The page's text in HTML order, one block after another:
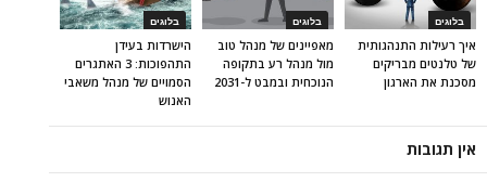
בלוגים
הישרדות בעידן
התהפוכות: 3 האתגרים
הסמויים של מנהל משאבי
האנוש
בלוגים
מאפיינים של מנהל טוב
מול מנהל רע בתקופה
הנוכחית ובמבט ל-2031
בלוגים
איך רעילות התנהגותית
של טלנטים מבריקים
מסכנת את הארגון
אין תגובות